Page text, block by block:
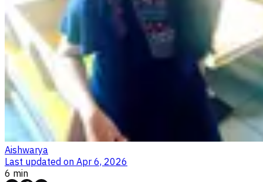
Aishwarya
Last updated on Apr 6, 2026
6 min